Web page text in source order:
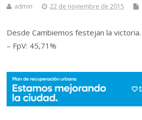
admin 22 de noviembre de 2015
Desde Cambiemos festejan la
– FpV: 45,71%